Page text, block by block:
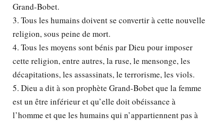
Grand-Bobet.
3. Tous les humains doivent se convertir à cette nouvelle
religion, sous peine de mort.
4. Tous les moyens sont bénis par Dieu pour imposer
cette religion, entre autres, la ruse, le mensonge, les
décapitations, les assassinats, le terrorisme, les viols.
5. Dieu a dit à son prophète Grand-Bobet que la femme
est un être inférieur et qu’elle doit obéissance à
l’homme et que les humains qui n’appartiennent pas à